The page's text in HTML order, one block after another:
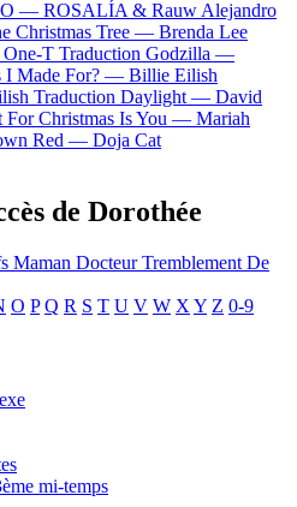
— ROSALÍA & Rauw Alejandro
Christmas Tree — Brenda Lee
One-T Traduction Godzilla —
I Made For? — Billie Eilish
Traduction Daylight — David
For Christmas Is You — Mariah
Red — Doja Cat
de Dorothée
Maman DocteurTremblement De
O P Q R S T U V W X Y Z 0-9
mi-temps